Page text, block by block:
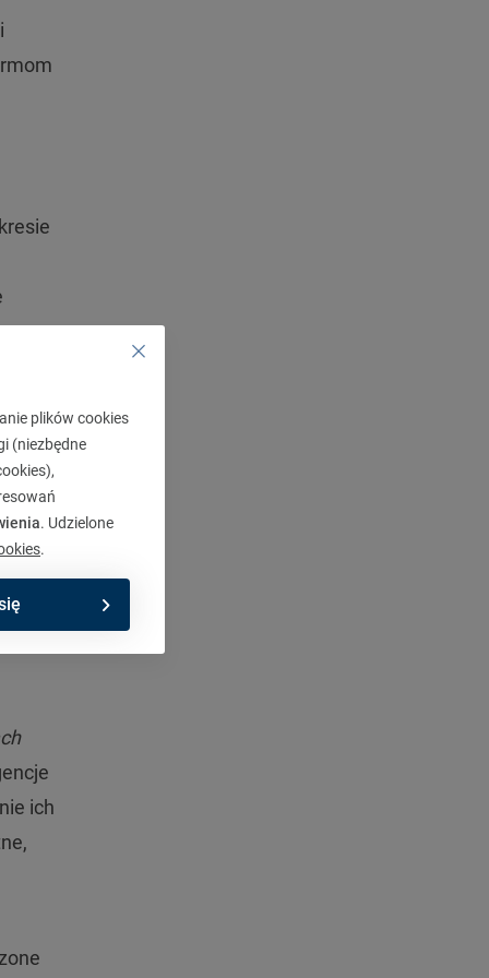
–
ich
plików cookies
(niezbędne
. Udzielone
.